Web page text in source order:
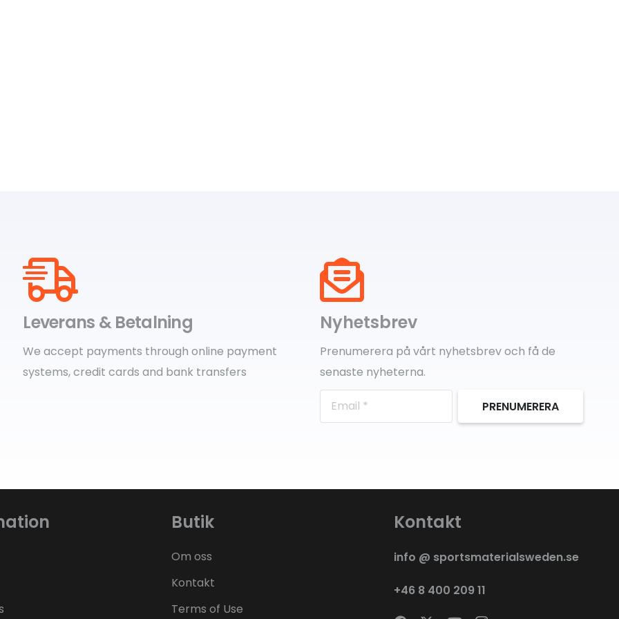
Leverans & Betalning
We accept payments through online payment
systems, credit cards and bank transfers
Nyhetsbrev
Prenumerera på vårt nyhetsbrev och få de
senaste nyheterna.
PRENUMERERA
Butik
Om oss
Kontakt
Terms of Use
Kontakt
info @ sportsmaterialsweden.se
+46 8 400 209 11